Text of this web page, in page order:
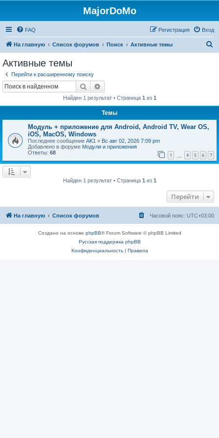
MajorDoMo
FAQ Вход
Регистрация
На главную Список форумов Поиск Активные темы
Активные темы
Перейти к расширенному поиску
Поиск
Найден 1 результат • Страница 1 из 1
Темы
Модуль + приложение для Android, Android TV, Wear OS,
iOS, MacOS, Windows
Последнее сообщение AK1 « Вс авг 02, 2026 7:09 pm
Добавлено в форуме Модули и приложения
Ответы: 68 1 4 5 6 7
Найден 1 результат • Страница 1 из 1
Перейти
На главную Список форумов Часовой пояс: UTC+03:00
Создано на основе phpBB® Forum Software © phpBB Limited
Русская поддержка phpBB
Конфиденциальность| Правила